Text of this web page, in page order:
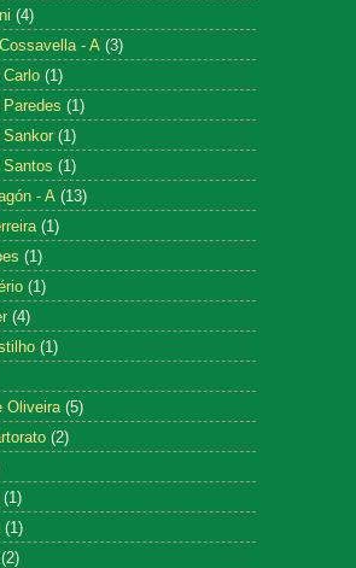
(4)
- A (3)
(1)
(1)
Sankor (1)
(1)
- A (13)
(1)
(1)
(1)
(4)
(1)
Oliveira (5)
(2)
(1)
(1)
(2)